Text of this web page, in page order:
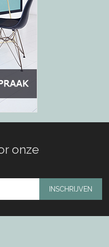
onze
INSCHRIJVEN